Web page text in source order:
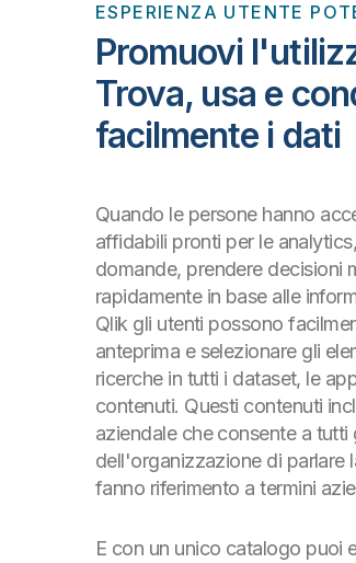
ESPERIENZA UTENTE
Promuovi
Trova, usa e
facilmente i dati
Quando le persone hanno
affidabili pronti per le
domande, prendere decisioni
rapidamente in base alle
Qlik gli utenti possono
anteprima e selezionare gli
ricerche in tutti i dataset, le
contenuti. Questi contenuti
aziendale che consente a tutti
dell'organizzazione di parlare
fanno riferimento a termini
E con un unico catalogo puoi